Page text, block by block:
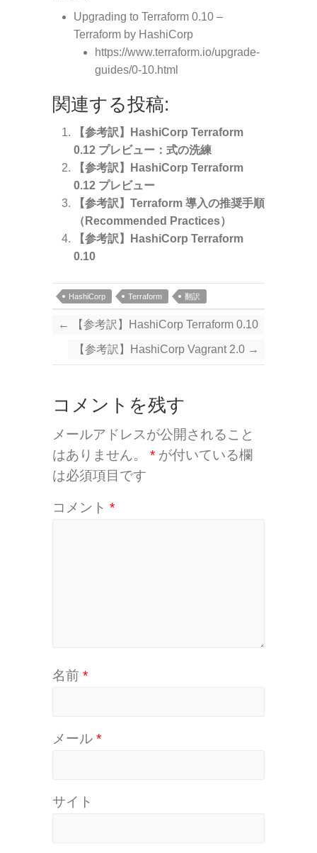
Upgrading to Terraform 0.10 –
Terraform by HashiCorp
https://www.terraform.io/upgrade-
guides/0-10.html
関連する投稿:
【参考訳】HashiCorp Terraform
0.12 プレビュー：式の洗練
【参考訳】HashiCorp Terraform
0.12 プレビュー
【参考訳】Terraform 導入の推奨手順
（Recommended Practices）
【参考訳】HashiCorp Terraform
0.10
HashiCorp Terraform 翻訳
← 【参考訳】HashiCorp Terraform 0.10
【参考訳】HashiCorp Vagrant 2.0 →
コメントを残す
メールアドレスが公開されること
はありません。
* が付いている欄
は必須項目です
コメント *
名前 *
メール *
サイト